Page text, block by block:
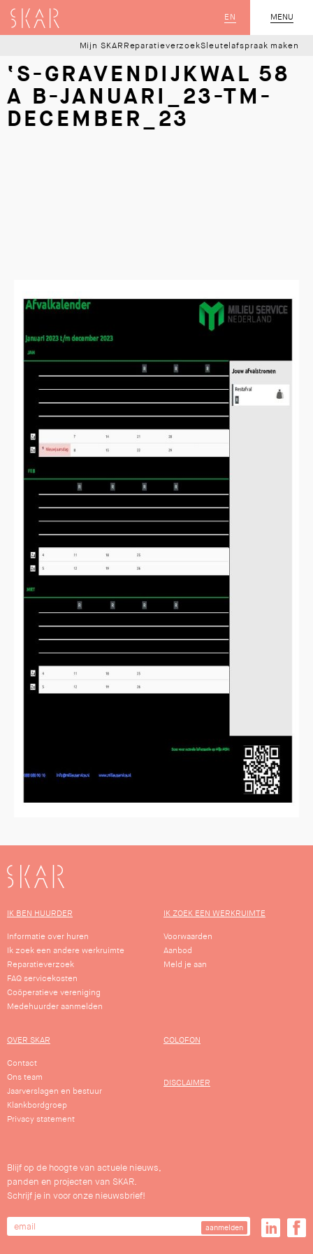
MENU
SLUIT
EN
SKAR
Mijn SKAR ReparatieverzoekSleutelafspraak maken
‘S-GRAVENDIJKWAL 58
A B-JANUARI_23-TM-
DECEMBER_23
SKAR
IK BEN HUURDER
Informatie over huren
Ik zoek een andere werkruimte
Reparatieverzoek
FAQ servicekosten
Coöperatieve vereniging
Medehuurder aanmelden
IK ZOEK EEN WERKRUIMTE
Voorwaarden
Aanbod
Meld je aan
OVER SKAR
Contact
Ons team
Jaarverslagen en bestuur
Klankbordgroep
Privacy statement
COLOFON
DISCLAIMER
Blijf op de hoogte van actuele nieuws,
panden en projecten van SKAR.
Schrijf je in voor onze nieuwsbrief!